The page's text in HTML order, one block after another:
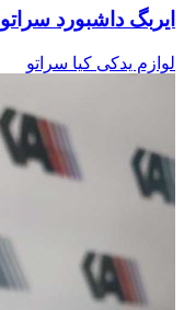
ایربگ داشبورد سراتو
لوازم یدکی کیا سراتو